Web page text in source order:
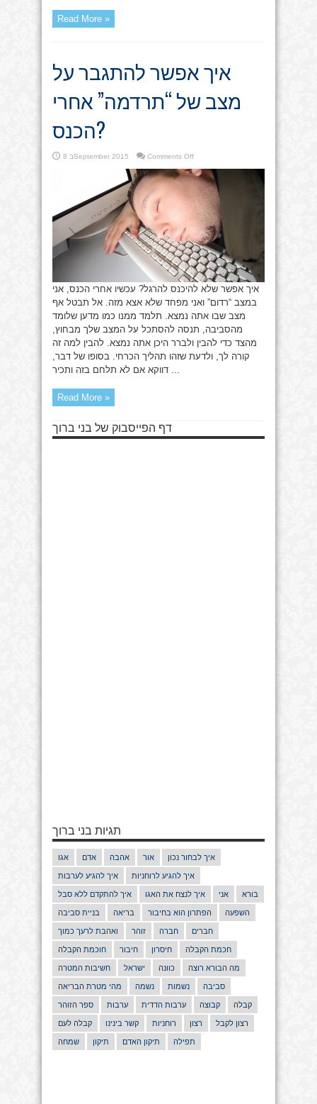
Read More »
איך אפשר להתגבר על
מצב של “תרדמה” אחרי
הכנס?
8 בSeptember 2015 Comments Offon
אפשר
להתגבר
של
“תרדמה”
אחרי
הכנס?
איך אפשר שלא להיכנס להרגל? עכשיו אחרי הכנס, אני
במצב “רדום” ואני מפחד שלא אצא מזה. אל תבטל אף
מצב שבו אתה נמצא. תלמד ממנו כמו מדען שלומד
מהסביבה, תנסה להסתכל על המצב שלך מבחוץ,
מהצד כדי להבין ולברר היכן אתה נמצא. להבין למה זה
קורה לך, ולדעת שזהו תהליך הכרחי. בסופו של דבר,
דווקא אם לא תלחם בזה ותכיר ...
Read More »
דף הפייסבוק של בני ברוך
תגיות בני ברוך
אגו אדם אהבה אור איך לבחור נכון
איך להגיע לערבות איך להגיע לרוחניות
איך להתקדם ללא סבל איך לנצח את האגו אני בורא
בניית סביבה בריאה הפתרון הוא בחיבור השפעה
ואהבת לרעך כמוך זוהר חברה חברים
חוכמת הקבלה חיבור חיסרון חכמת הקבלה
חשיבות המטרה ישראל כוונה מה הבורא רוצה
מהי מטרת הבריאה נשמה נשמות סביבה
ספר הזוהר ערבות ערבות הדדית קבוצה קבלה
קבלה לעם קשר בינינו רוחניות רצון רצון לקבל
שמחה תיקון תיקון האדם תפילה